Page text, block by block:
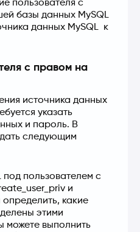
пользователя с
базы данных MySQL
данных MySQL  к
с правом на
источника данных
указать
и пароль. В
следующим
под пользователем с
и
какие
этими
можете выполнить